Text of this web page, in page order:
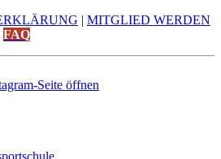
| MITGLIED WERDEN
FAQ
Seite öffnen